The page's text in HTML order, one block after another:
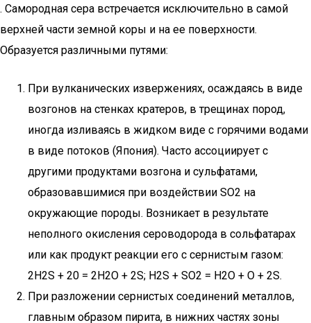
. Самородная сера встречается исключительно в самой
верхней части земной коры и на ее поверхности.
Образуется различными путями:
При вулканических извержениях, осаждаясь в виде
возгонов на стенках кратеров, в трещинах пород,
иногда изливаясь в жидком виде с горячими водами
в виде потоков (Япония). Часто ассоциирует с
другими продуктами возгона и сульфатами,
образовавшимися при воздействии SO2 на
окружающие породы. Возникает в результате
неполного окисления сероводорода в сольфатарах
или как продукт реакции его с сернистым газом:
2H2S + 20 = 2Н2O + 2S; H2S + SO2 = Н2O + О + 2S.
При разложении сернистых соединений металлов,
главным образом пирита, в нижних частях зоны